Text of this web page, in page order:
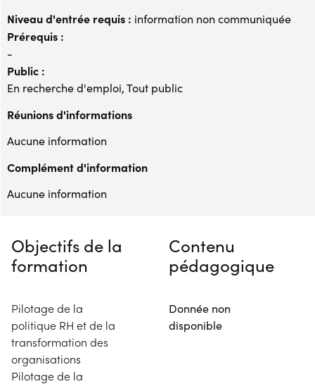
Niveau d'entrée requis : information non communiquée
Prérequis :
-
Public :
En recherche d'emploi, Tout public
Réunions d'informations
Aucune information
Complément d'information
Aucune information
Objectifs de la
formation
Pilotage de la
politique RH et de la
transformation des
organisations
Pilotage de la
Contenu
pédagogique
Donnée non
disponible